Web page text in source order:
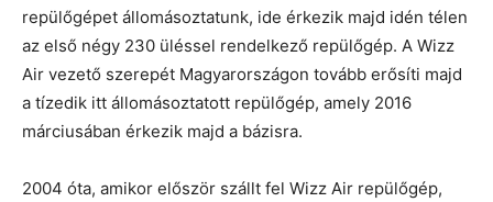
repülőgépet állomásoztatunk, ide érkezik majd idén télen
az első négy 230 üléssel rendelkező repülőgép. A Wizz
Air vezető szerepét Magyarországon tovább erősíti majd
a tízedik itt állomásoztatott repülőgép, amely 2016
márciusában érkezik majd a bázisra.
2004 óta, amikor először szállt fel Wizz Air repülőgép,